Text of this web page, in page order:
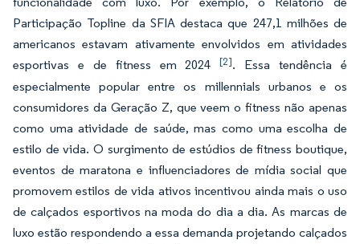
Participação Topline da SFIA destaca que 247,1 milhões de
americanos estavam ativamente envolvidos em atividades
esportivas e de fitness em 2024[2]. Essa tendência é
especialmente popular entre os millennials urbanos e os
consumidores da Geração Z, que veem o fitness não apenas
como uma atividade de saúde, mas como uma escolha de
estilo de vida. O surgimento de estúdios de fitness boutique,
eventos de maratona e influenciadores de mídia social que
promovem estilos de vida ativos incentivou ainda mais o uso
de calçados esportivos na moda do dia a dia. As marcas de
luxo estão respondendo a essa demanda projetando calçados